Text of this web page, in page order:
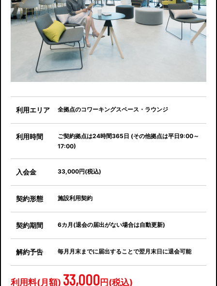
利用エリア 全拠点のコワーキングスペース・ラウンジ
利用時間
ご契約拠点は24時間365日 (その他拠点は平日9:00～
17:00)
入会金 33,000円(税込)
契約形態 施設利用契約
契約期間 6カ月(退会の届出がない場合は自動更新)
解約予告 毎月月末までに届出することで翌月末日に退会可能
利用料(月額) 33,000円(税込)